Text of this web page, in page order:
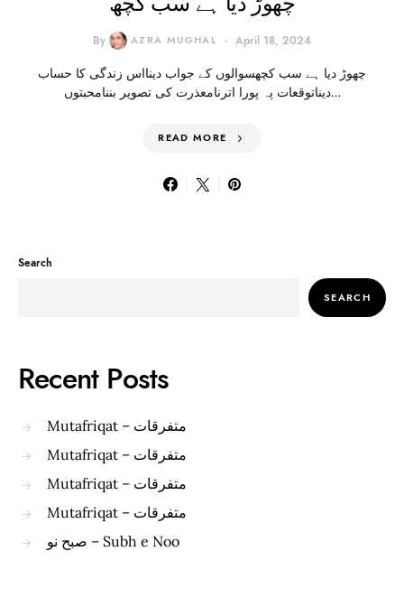
By AZRA MUGHAL April 18, 2024
چھوڑ دیا ہے سب کچھسوالوں کے جواب دینااس زندگی کا حساب
دیناتوقعات پہ پورا اترنامعذرت کی تصویر بننامحبتوں…
READ MORE
Search
SEARCH
Recent Posts
Mutafriqat – متفرقات
Mutafriqat – متفرقات
Mutafriqat – متفرقات
Mutafriqat – متفرقات
صبح نو – Subh e Noo